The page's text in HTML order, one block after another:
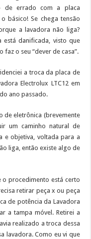
de errado com a placa
básico! Se chega tensão
a lavadora não liga?
está danificada, visto que
faz o seu “dever de casa”.
a troca da placa de
Electrolux LTC12 em
ano passado.
de eletrônica (brevemente
um caminho natural de
e objetiva, voltada para a
liga, então existe algo de
o procedimento está certo
retirar peça x ou peça
de potência da Lavadora
a tampa móvel. Retirei a
realizado a troca dessa
lavadora. Como eu vi que